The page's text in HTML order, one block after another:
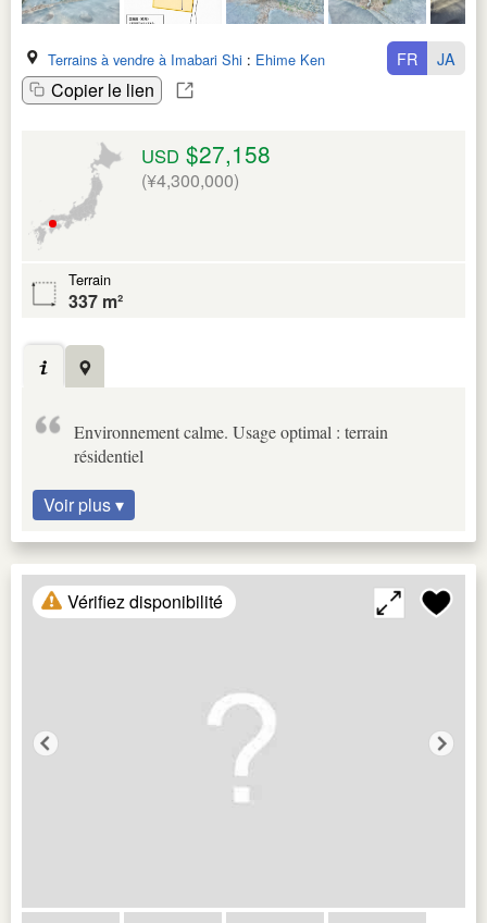
Terrains à vendre à Imabari Shi : Ehime Ken
Copier le lien
FR JA
USD $27,158
(¥4,300,000)
Terrain
337 m²
Environnement calme. Usage optimal : terrain
résidentiel
Voir plus ▾
Vérifiez disponibilité